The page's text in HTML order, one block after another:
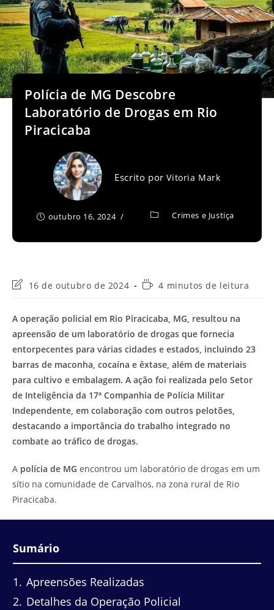
Polícia de MG Descobre
Laboratório de Drogas em Rio
Piracicaba
Escrito porVitoria Mark
outubro 16, 2024 Crimes e Justiça
Última
post:
16 de outubro de 2024
Tempo4 minutos de leitura
A operação policial em Rio Piracicaba, MG, resultou na
apreensão de um laboratório de drogas que fornecia
entorpecentes para várias cidades e estados, incluindo 23
barras de maconha, cocaína e êxtase, além de materiais
para cultivo e embalagem. A ação foi realizada pelo Setor
de Inteligência da 17ª Companhia de Polícia Militar
Independente, em colaboração com outros pelotões,
destacando a importância do trabalho integrado no
combate ao tráfico de drogas.
A polícia de MG encontrou um laboratório de drogas em um
sítio na comunidade de Carvalhos, na zona rural de Rio
Piracicaba.
Sumário
1
Apreensões Realizadas
2 Detalhes da Operação Policial